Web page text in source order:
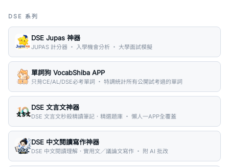
DSE 系列
DSE Jupas 神器
JUPAS 計分器 ・ 入學機會分析 ・ 大學面試模擬
單詞狗 VocabShiba APP
只背CE/AL/DSE必考單詞 ・ 特調統計所有公開試考過的單詞
DSE 文言文神器
DSE 文言文秒殺精讀筆記．精選題庫 ・ 懶人一APP全覆蓋
DSE 中文閱讀寫作神器
DSE 中文閱讀理解．實用文／議論文寫作 ・ 附 AI 批改